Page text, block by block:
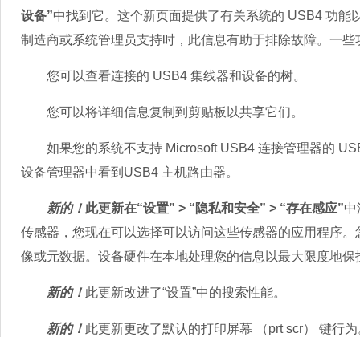
设备”中找到它。这个新页面提供了有关系统的 USB4 功
制造商或系统管理员支持时，此信息有助于排除故障。一些
您可以查看连接的 USB4 集线器和设备的树。
您可以将详细信息复制到剪贴板以共享它们。
如果您的系统不支持 Microsoft USB4 连接管理器的
设备管理器中看到USB4 主机路由器。
新的！ 此更新在“设置” > “隐私和安全” > “存在感应”中
传感器，您现在可以选择可以访问这些传感器的应用程序
像或元数据。设备硬件在本地处理您的信息以最大限度地保
新的！ 此更新改进了“设置”中的搜索性能。
新的！ 此更新更改了默认的打印屏幕 （prt scr） 键行